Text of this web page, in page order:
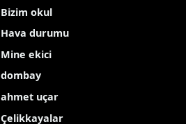
Bizim okul
Hava durumu
Mine ekici
dombay
ahmet uçar
Çelikkayalar